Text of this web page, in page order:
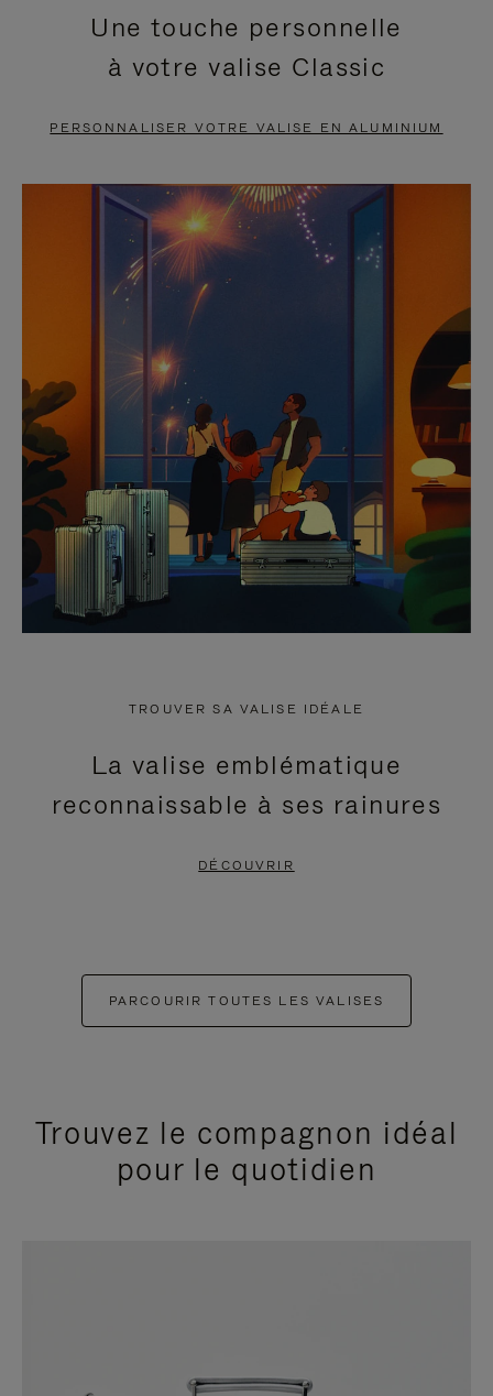
EN
PAUSE,
APPUYEZ
POUR
METTRE
PAUSE
VIDÉO
EST
DÉSACTIVÉ.
CLIQUER
POUR
RÉACTIVER
LE
SON
Une touche personnelle
à votre valise Classic
PERSONNALISER VOTRE VALISE EN ALUMINIUM
TROUVER SA VALISE IDÉALE
La valise emblématique
reconnaissable à ses rainures
DÉCOUVRIR
PARCOURIR TOUTES LES VALISES
Trouvez le compagnon idéal
pour le quotidien